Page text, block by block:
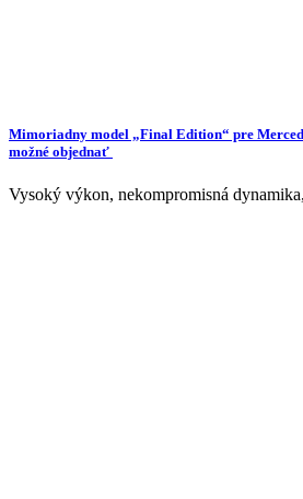
Mimoriadny model „Final Edition“ pre
možné objednať
Vysoký výkon, nekompromisná